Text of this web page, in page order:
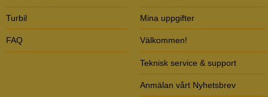
Turbil
FAQ
Mina uppgifter
Välkommen!
Teknisk service & support
Anmälan vårt Nyhetsbrev